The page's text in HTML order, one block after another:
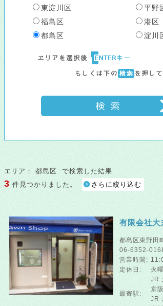
東淀川区
平野
福島区
港区
都島区
淀川
エリア： 都島区 で検索した結果
3 件見つかりました。 さらに絞り込む
有限会社大
都島区東野田
06-6352-
営業時間:
定休日:
火
最寄駅:
JR
JR